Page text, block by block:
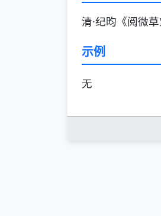
清·纪昀《阅微
示例
无